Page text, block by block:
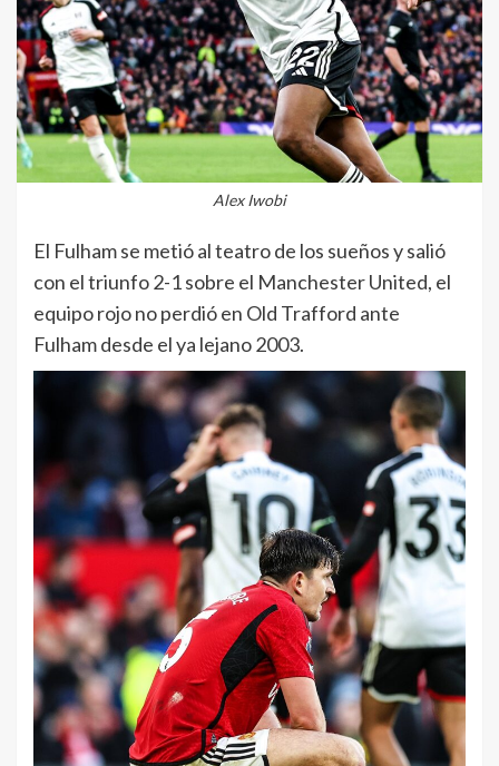
Alex Iwobi
El Fulham se metió al teatro de los sueños y salió
con el triunfo 2-1 sobre el Manchester United, el
equipo rojo no perdió en Old Trafford ante
Fulham desde el ya lejano 2003.